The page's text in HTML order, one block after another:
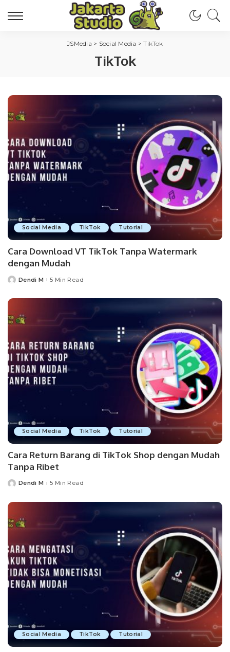
JSMedia > Social Media >TikTok
TikTok
Social Media TikTok Tutorial
Cara Download VT TikTok Tanpa Watermark
dengan Mudah
PostedDendi M 5 Min Read
Social Media TikTok Tutorial
Cara Return Barang di TikTok Shop dengan Mudah
Tanpa Ribet
PostedDendi M 5 Min Read
Social Media TikTok Tutorial